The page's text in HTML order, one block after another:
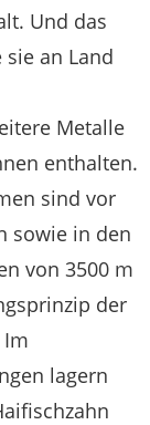
Und das
an Land
Metalle
enthalten.
sind vor
sowie in den
von 3500 m
der
lagern